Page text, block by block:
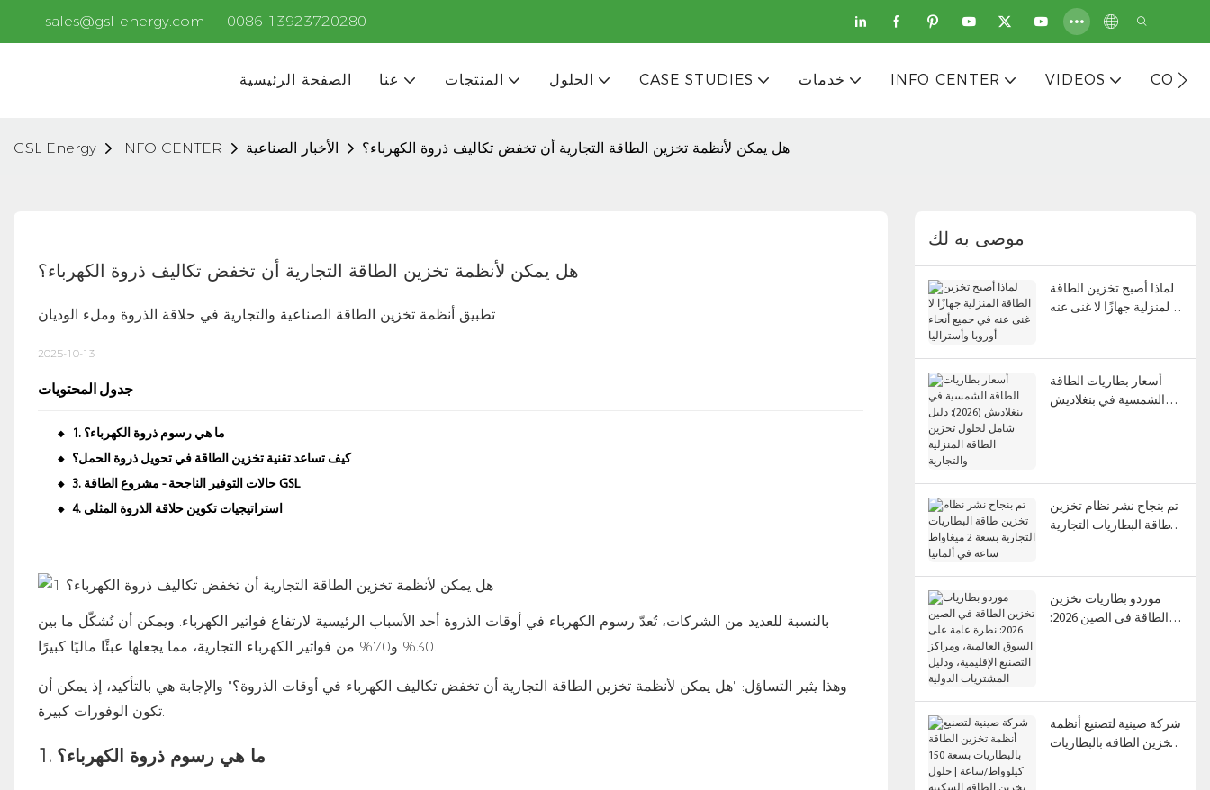
sales@gsl-energy.com 0086 13923720280
الصفحة الرئيسية عنا المنتجات الحلول CASE STUDIES خدمات INFO CENTER VIDEOS
GSL Energy INFO CENTER الأخبار الصناعية هل يمكن لأنظمة تخزين الطاقة التجارية أن تخفض تكاليف ذروة الكهرباء؟
هل يمكن لأنظمة تخزين الطاقة التجارية أن تخفض تكاليف ذروة الكهرباء؟
تطبيق أنظمة تخزين الطاقة الصناعية والتجارية في حلاقة الذروة وملء الوديان
2025-10-13
جدول المحتويات
◆ 1. ما هي رسوم ذروة الكهرباء؟
◆ كيف تساعد تقنية تخزين الطاقة في تحويل ذروة الحمل؟
◆ 3. حالات التوفير الناجحة - مشروع الطاقة GSL
◆ 4. استراتيجيات تكوين حلاقة الذروة المثلى
بالنسبة للعديد من الشركات، تُعدّ رسوم الكهرباء في أوقات الذروة أحد الأسباب الرئيسية لارتفاع فواتير الكهرباء. ويمكن أن تُشكّل ما بين
وهذا يثير التساؤل: "هل يمكن لأنظمة تخزين الطاقة التجارية أن تخفض تكاليف الكهرباء في أوقات الذروة؟" والإجابة هي بالتأكيد، إذ يمكن أن
تكون الوفورات كبيرة.
1. ما هي رسوم ذروة الكهرباء؟
موصى به لك
لماذا أصبح تخزين الطاقة
المنزلية جهازًا لا غنى عنه
أسعار بطاريات الطاقة
الشمسية في بنغلاديش
تم بنجاح نشر نظام تخزين
طاقة البطاريات التجارية
موردو بطاريات تخزين
الطاقة في الصين 2026:
شركة صينية لتصنيع أنظمة
تخزين الطاقة بالبطاريات